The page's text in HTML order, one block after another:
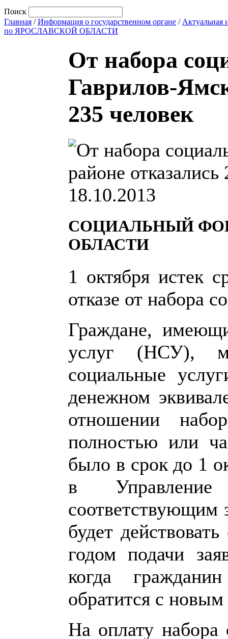
Поиск
Главная /Информация о государственном органе / Актуальная
по ЯРОСЛАВСКОЙ ОБЛАСТИ
От набора
Гаврилов-
235 человек
18.10.2013
СОЦИАЛЬНЫЙ
ОБЛАСТИ
1 октября истек
отказе от набора
Граждане,
услуг (НСУ),
социальные
денежном
отношении
полностью или
было в срок до 1
в
соответствующим
будет
годом подачи
когда
обратится с
На оплату набора